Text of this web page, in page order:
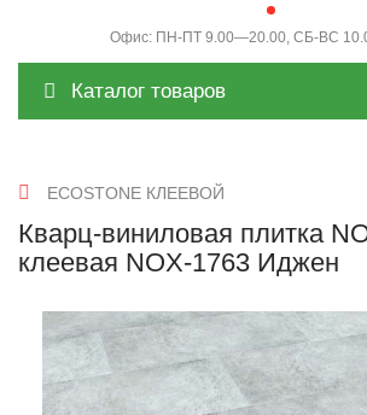
Офис: ПН-ПТ 9.00—20.00, СБ-ВС
Каталог товаров
ECOSTONE КЛЕЕВОЙ
Кварц-виниловая плитка
клеевая NOX-1763 Иджен